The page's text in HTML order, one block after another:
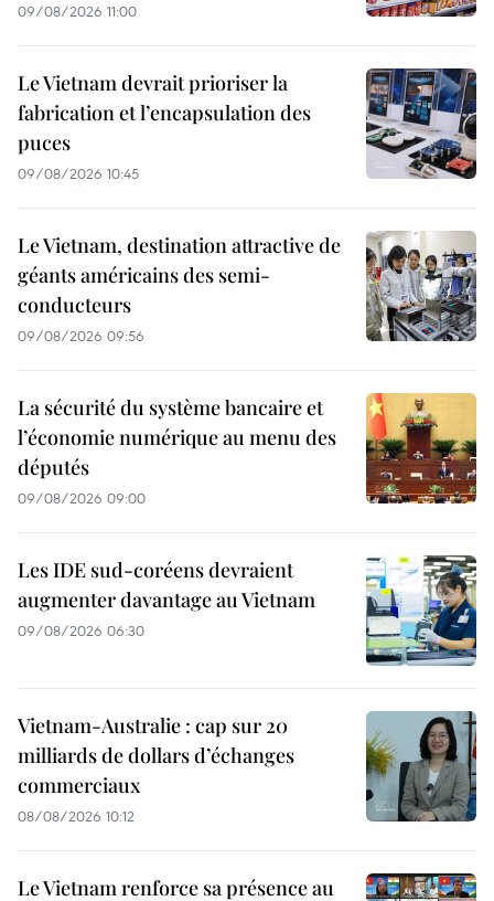
09/08/2026 11:00
Le Vietnam devrait prioriser la
fabrication et l’encapsulation des
puces
09/08/2026 10:45
Le Vietnam, destination attractive de
géants américains des semi-
conducteurs
09/08/2026 09:56
La sécurité du système bancaire et
l’économie numérique au menu des
députés
09/08/2026 09:00
Les IDE sud-coréens devraient
augmenter davantage au Vietnam
09/08/2026 06:30
Vietnam-Australie : cap sur 20
milliards de dollars d’échanges
commerciaux
08/08/2026 10:12
Le Vietnam renforce sa présence au